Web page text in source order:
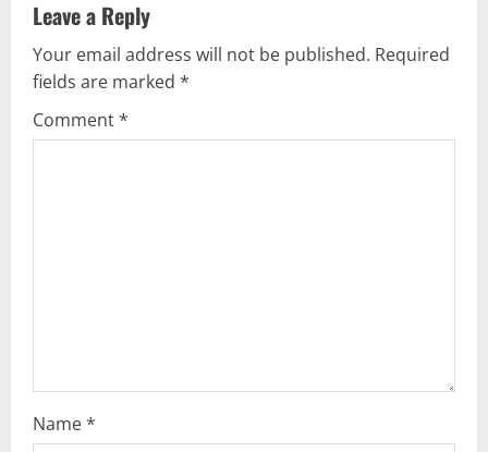
n
u
e
n
Leave a Reply
Your email address will not be published. Required
fields are marked *
Comment*
Name*